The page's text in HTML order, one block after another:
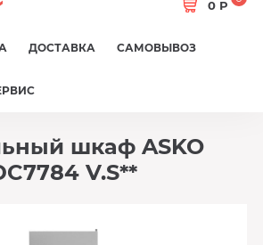
0 Р
ДОСТАВКА САМОВЫВОЗ
шкаф ASKO
V.S**